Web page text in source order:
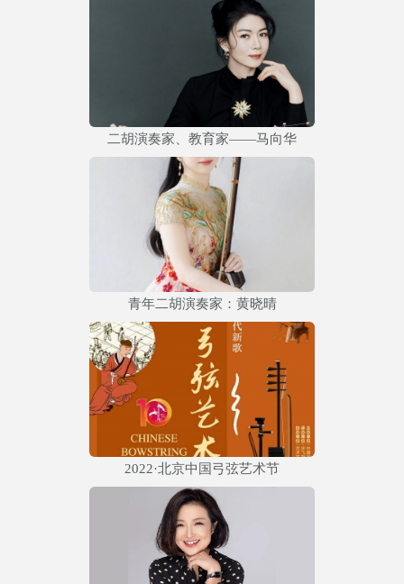
二胡演奏家、教育家——马向华
青年二胡演奏家：黄晓晴
2022·北京中国弓弦艺术节